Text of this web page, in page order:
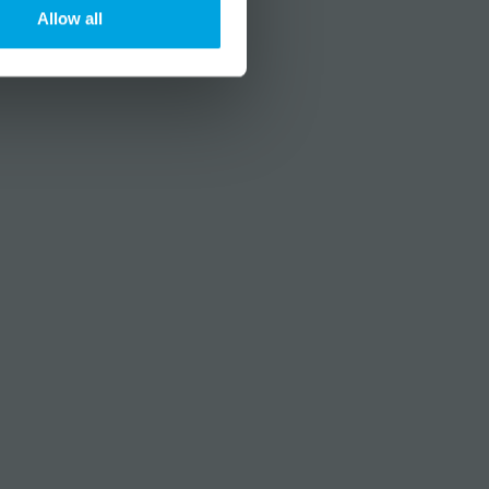
Allow all